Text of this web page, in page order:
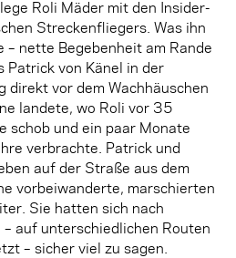
Roli Mäder mit den Insider-
Streckenfliegers. Was ihn
nette Begebenheit am Rande
Patrick von Känel in der
direkt vor dem Wachhäuschen
landete, wo Roli vor 35
schob und ein paar Monate
verbrachte. Patrick und
auf der Straße aus dem
vorbeiwanderte, marschierten
Sie hatten sich nach
auf unterschiedlichen Routen
– sicher viel zu sagen.